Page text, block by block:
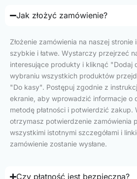
Jak złożyć zamówienie?
Złożenie zamówienia na naszej stronie
szybkie i łatwe. Wystarczy przejrzeć
interesujące produkty i kliknąć "Dodaj
wybraniu wszystkich produktów
"Do kasy". Postępuj zgodnie z
ekranie, aby wprowadzić informacje o
metodę płatności i potwierdzić zakup.
otrzymasz potwierdzenie zamówienia
wszystkimi istotnymi szczegółami i
zamówienie zostanie wysłane.
Czy płatność jest bezpieczna?